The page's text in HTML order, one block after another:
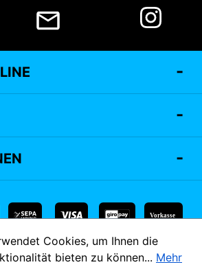
Vorkasse
Mehrwertsteuer zzgl.
Versandkosten
wenn nicht anders angegeben.
Cookies, um Ihnen die
bieten zu können... Mehr